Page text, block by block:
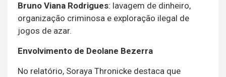
Bruno Viana Rodrigues: lavagem de dinheiro,
organização criminosa e exploração ilegal de
jogos de azar.
Envolvimento de Deolane Bezerra
No relatório, Soraya Thronicke destaca que